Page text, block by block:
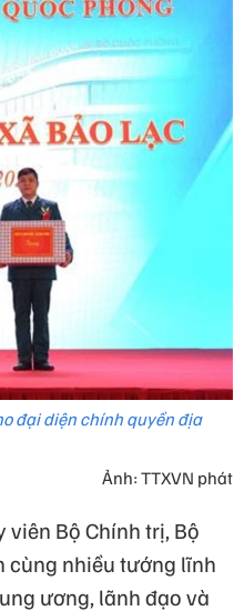
đại diện chính quyền địa
Ảnh: TTXVN phát
Bộ Chính trị, Bộ
cùng nhiều tướng lĩnh
ương, lãnh đạo và